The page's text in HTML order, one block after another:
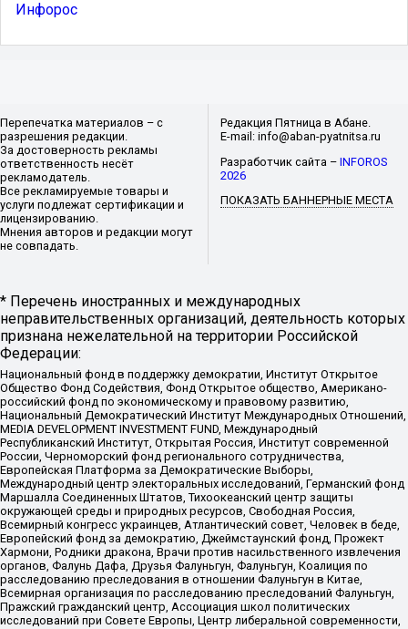
Инфорос
Перепечатка материалов – с
разрешения редакции.
За достоверность рекламы
ответственность несёт
рекламодатель.
Все рекламируемые товары и
услуги подлежат сертификации и
лицензированию.
Мнения авторов и редакции могут
не совпадать.
Редакция Пятница в Абане.
E-mail: info@aban-pyatnitsa.ru
Разработчик сайта –INFOROS
2026
ПОКАЗАТЬ БАННЕРНЫЕ МЕСТА
* Перечень иностранных и международных
неправительственных организаций, деятельность которых
признана нежелательной на территории Российской
Федерации:
Национальный фонд в поддержку демократии, Институт Открытое
Общество Фонд Содействия, Фонд Открытое общество, Американо-
российский фонд по экономическому и правовому развитию,
Национальный Демократический Институт Международных Отношений,
MEDIA DEVELOPMENT INVESTMENT FUND, Международный
Республиканский Институт, Открытая Россия, Институт современной
России, Черноморский фонд регионального сотрудничества,
Европейская Платформа за Демократические Выборы,
Международный центр электоральных исследований, Германский фонд
Маршалла Соединенных Штатов, Тихоокеанский центр защиты
окружающей среды и природных ресурсов, Свободная Россия,
Всемирный конгресс украинцев, Атлантический совет, Человек в беде,
Европейский фонд за демократию, Джеймстаунский фонд, Прожект
Хармони, Родники дракона, Врачи против насильственного извлечения
органов, Фалунь Дафа, Друзья Фалуньгун, Фалуньгун, Коалиция по
расследованию преследования в отношении Фалуньгун в Китае,
Всемирная организация по расследованию преследований Фалуньгун,
Пражский гражданский центр, Ассоциация школ политических
исследований при Совете Европы, Центр либеральной современности,